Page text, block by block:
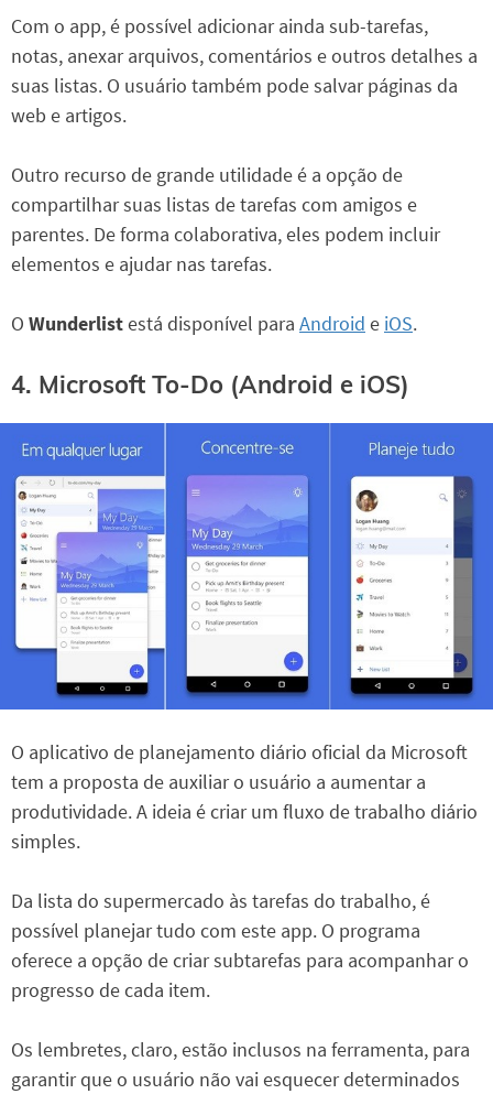
Com o app, é possível adicionar ainda sub-tarefas,
notas, anexar arquivos, comentários e outros detalhes a
suas listas. O usuário também pode salvar páginas da
web e artigos.
Outro recurso de grande utilidade é a opção de
compartilhar suas listas de tarefas com amigos e
parentes. De forma colaborativa, eles podem incluir
elementos e ajudar nas tarefas.
O Wunderlistestá disponível para Android e iOS.
4. Microsoft To-Do (Android e iOS)
O aplicativo de planejamento diário oficial da Microsoft
tem a proposta de auxiliar o usuário a aumentar a
produtividade. A ideia é criar um fluxo de trabalho diário
simples.
Da lista do supermercado às tarefas do trabalho, é
possível planejar tudo com este app. O programa
oferece a opção de criar subtarefas para acompanhar o
progresso de cada item.
Os lembretes, claro, estão inclusos na ferramenta, para
garantir que o usuário não vai esquecer determinados